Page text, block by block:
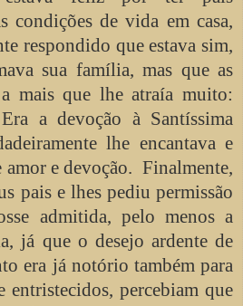
condições de vida em casa,
respondido que estava sim,
sua família, mas que as
mais que lhe atraía muito:
a devoção à Santíssima
lhe encantava e
amor e devoção. Finalmente,
pais e lhes pediu permissão
admitida, pelo menos a
já que o desejo ardente de
era já notório também para
entristecidos, percebiam que